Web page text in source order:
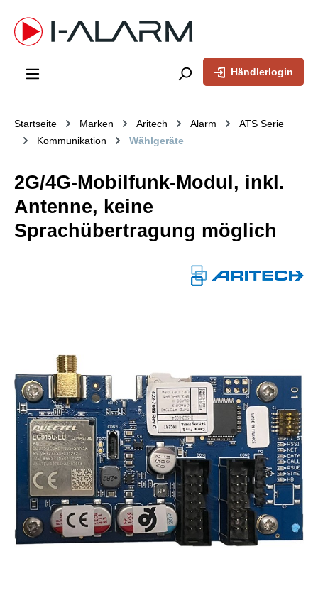
springen
Händlerlogin
Startseite Marken Aritech Alarm
ATS Serie
Kommunikation
Wählgeräte
2G/4G-Mobilfunk-Modul, inkl.
Antenne, keine
Sprachübertragung möglich